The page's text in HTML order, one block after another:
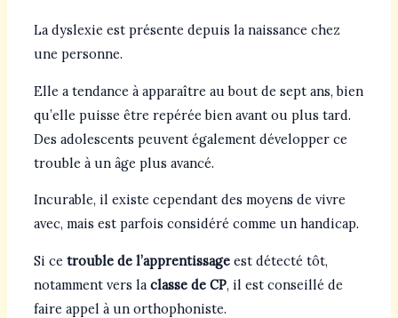
La dyslexie est présente depuis la naissance chez
une personne.
Elle a tendance à apparaître au bout de sept ans, bien
qu’elle puisse être repérée bien avant ou plus tard.
Des adolescents peuvent également développer ce
trouble à un âge plus avancé.
Incurable, il existe cependant des moyens de vivre
avec, mais est parfois considéré comme un handicap.
Si ce trouble de l’apprentissageest détecté tôt,
notamment vers la classe de CP, il est conseillé de
faire appel à un orthophoniste.